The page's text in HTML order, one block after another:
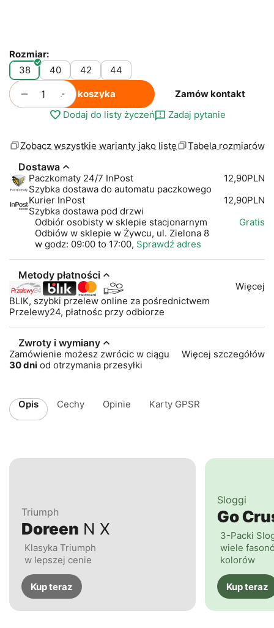
Rozmiar:
38
40 42 44
+
− Do koszyka
Zamów kontakt
Dodaj do listy życzeń
Zadaj pytanie
Zobacz wszystkie warianty jako listę Tabela rozmiarów
Dostawa
Paczkomaty 24/7 InPost
Szybka dostawa do automatu paczkowego
12,90PLN
Kurier InPost
Szybka dostawa pod drzwi
12,90PLN
Odbiór osobisty w sklepie stacjonarnym
Odbiów w sklepie w Żywcu, ul. Zielona 8
w godz: 09:00 to 17:00, Sprawdź adres
Gratis
Metody płatności
BLIK, szybki przelew online za pośrednictwem
Przelewy24, płatnośc przy odbiorze
Więcej
Zwroty i wymiany
Zamówienie możesz zwrócic w ciągu
30 dni od otrzymania przesyłki
Więcej szczegółów
Opis Cechy Opinie Karty GPSR
Triumph
Doreen N X
Klasyka Triumph
w lepszej cenie
Kup teraz
Sloggi
Go
3-Packi
wiele
kolorów
Kup teraz